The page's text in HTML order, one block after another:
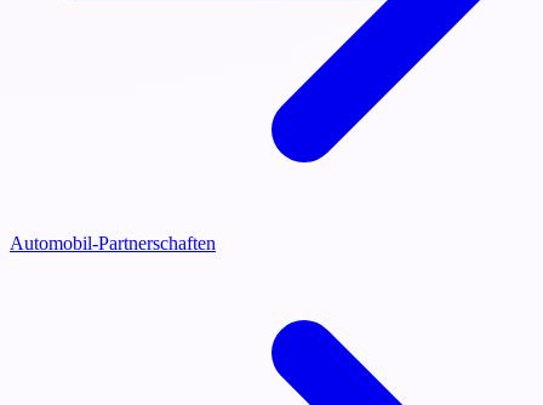
Automobil-Partnerschaften